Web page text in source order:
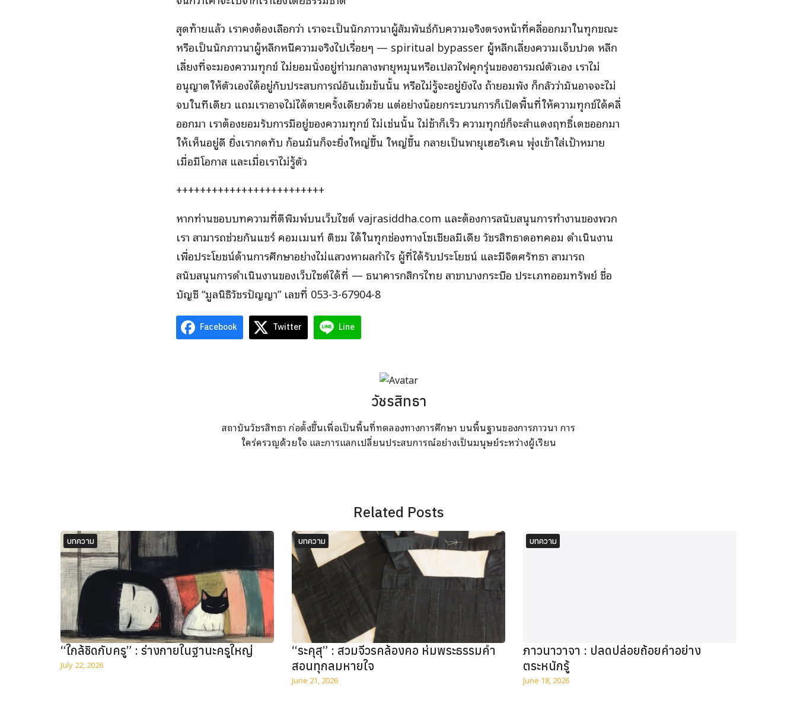
สุดท้ายแล้ว เราคงต้องเลือกว่า เราจะเป็นนักภาวนาผู้สัมพันธ์กับความจริงตรงหน้าที่คลี่ออกมาในทุกขณะ
หรือเป็นนักภาวนาผู้หลีกหนีความจริงไปเรื่อยๆ — spiritual bypasser ผู้หลีกเลี่ยงความเจ็บปวด หลีก
เลี่ยงที่จะมองความทุกข์ ไม่ยอมนั่งอยู่ท่ามกลางพายุหมุนหรือเปลวไฟคุกรุ่นของอารมณ์ตัวเอง เราไม่
อนุญาตให้ตัวเองได้อยู่กับประสบการณ์อันเข้มข้นนั้น หรือไม่รู้จะอยู่ยังไง ถ้ายอมพัง ก็กลัวว่ามันอาจจะไม่
จบในทีเดียว แถมเราอาจไม่ได้ตายครั้งเดียวด้วย แต่อย่างน้อยกระบวนการก็เปิดพื้นที่ให้ความทุกข์ได้คลี่
ออกมา เราต้องยอมรับการมีอยู่ของความทุกข์ ไม่เช่นนั้น ไม่ช้าก็เร็ว ความทุกข์ก็จะสำแดงฤทธิ์เดชออกมา
ให้เห็นอยู่ดี ยิ่งเรากดทับ ก้อนมันก็จะยิ่งใหญ่ขึ้น ใหญ่ขึ้น กลายเป็นพายุเฮอริเคน พุ่งเข้าใส่เป้าหมาย
เมื่อมีโอกาส และเมื่อเราไม่รู้ตัว
+++++++++++++++++++++++++
หากท่านชอบบทความที่ตีพิมพ์บนเว็บไซต์ vajrasiddha.com และต้องการสนับสนุนการทำงานของพวก
เรา สามารถช่วยกันแชร์ คอมเมนท์ ติชม ได้ในทุกช่องทางโซเชียลมีเดีย วัชรสิทธาดอทคอม ดำเนินงาน
เพื่อประโยชน์ด้านการศึกษาอย่างไม่แสวงหาผลกำไร ผู้ที่ได้รับประโยชน์ และมีจิตศรัทธา สามารถ
สนับสนุนการดำเนินงานของเว็บไซต์ได้ที่ — ธนาคารกสิกรไทย สาขาบางกระบือ ประเภทออมทรัพย์ ชื่อ
บัญชี “มูลนิธิวัชรปัญญา” เลขที่ 053-3-67904-8
Facebook Twitter Line
วัชรสิทธา
สถาบันวัชรสิทธา ก่อตั้งขึ้นเพื่อเป็นพื้นที่ทดลองทางการศึกษา บนพื้นฐานของการภาวนา การ
ใคร่ครวญด้วยใจ และการแลกเปลี่ยนประสบการณ์อย่างเป็นมนุษย์ระหว่างผู้เรียน
Related Posts
บทความ
“ใกล้ชิดกับครู” : ร่างกายในฐานะครูใหญ่
July 22, 2026
บทความ
“ระคุสุ” : สวมจีวรคล้องคอ ห่มพระธรรมคำ
สอนทุกลมหายใจ
June 21, 2026
บทความ
ภาวนาวาจา : ปลดปล่อยถ้อยคำอย่าง
ตระหนักรู้
June 18, 2026